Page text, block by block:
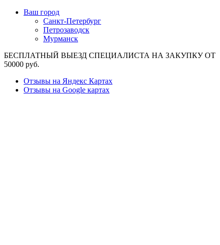
Ваш город
Санкт-Петербург
Петрозаводск
Мурманск
БЕСПЛАТНЫЙ ВЫЕЗД СПЕЦИАЛИСТА НА ЗАКУПКУ ОТ
50000 руб.
Отзывы на Яндекс Картах
Отзывы на Google картах